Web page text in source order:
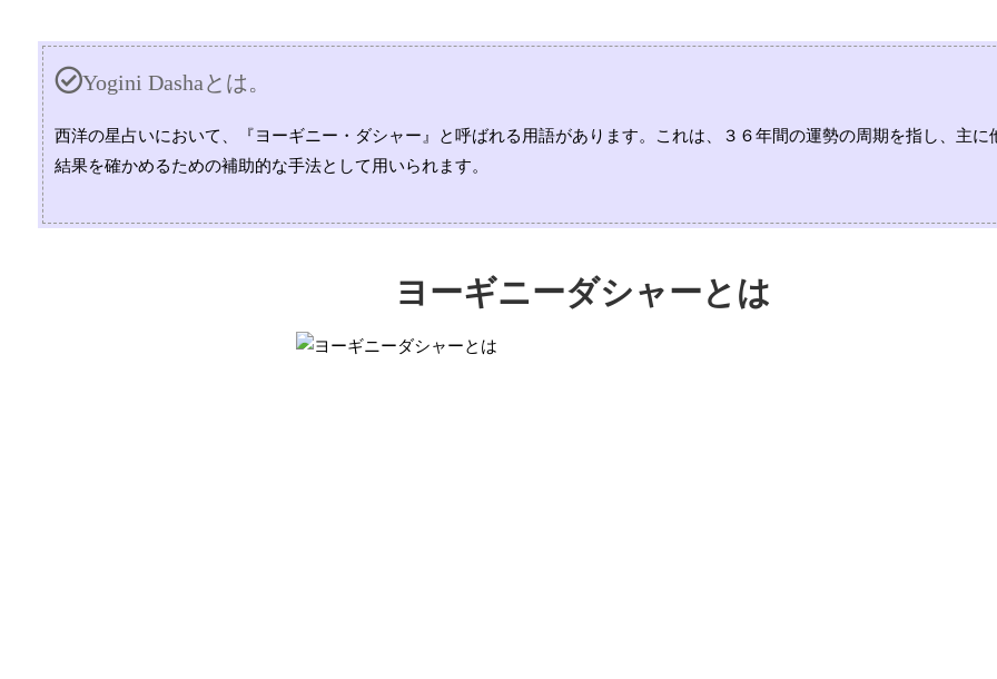
Yogini Dashaとは。
西洋の星占いにおいて、『ヨーギニー・ダシャー』と呼ばれる用語があります。これは、３６年間の運勢の周期を指し、主に
結果を確かめるための補助的な手法として用いられます。
ヨーギニーダシャーとは